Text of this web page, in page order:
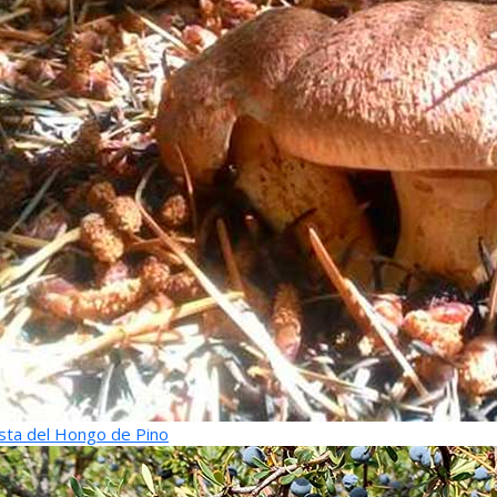
del Hongo de Pino